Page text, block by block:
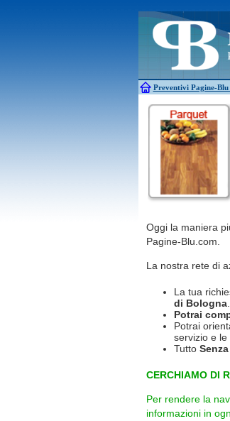
Preventivi Pagine-Blu
Antifurti
Allarme
Bagni chimici
Caldaie
Canne fumarie
Oggi la maniera
Pagine-Blu.com.
La nostra rete di
La tua
di Bologna.
Potrai
Potrai
servizio e
Tutto
CERCHIAMO DI
Per rendere la
informazioni in